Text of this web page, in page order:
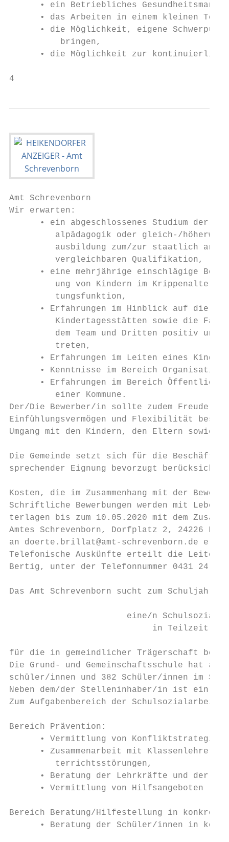
• ein Betriebliches
• das Arbeiten in einem kleinen
• die Möglichkeit, eigene
          bringen,
• die Möglichkeit zur
4
Amt Schrevenborn
Wir erwarten:
• ein abgeschlossenes Studium der
alpädagogik oder gleich-/
ausbildung zum/zur staatlich
         vergleichbaren Qualifikation,
• eine mehrjährige einschlägige
ung von Kindern im Krippenalter,
         tungsfunktion,
• Erfahrungen im Hinblick auf die
Kindertagesstätten sowie die
dem Team und Dritten positiv und
         treten,
• Erfahrungen im Leiten eines
• Kenntnisse im Bereich Organisation
• Erfahrungen im Bereich
         einer Kommune.
Der/Die Bewerber/in sollte zudem Freude
Einfühlungsvermögen und Flexibilität
Umgang mit den Kindern, den Eltern sowie
Die Gemeinde setzt sich für die
sprechender Eignung bevorzugt
Kosten, die im Zusammenhang mit der
Schriftliche Bewerbungen werden mit
terlagen bis zum 10.05.2020 mit dem
Amtes Schrevenborn, Dorfplatz 2, 24226
an doerte.brillat@amt-schrevenborn.de
Telefonische Auskünfte erteilt die Leiterin
Bertig, unter der Telefonnummer 0431 24 09
Das Amt Schrevenborn sucht zum
eine/n
in Teilzeit
für die in gemeindlicher Trägerschaft
Die Grund- und Gemeinschaftsschule hat
schüler/innen und 382 Schüler/innen im
Neben dem/der Stelleninhaber/in ist ein
Zum Aufgabenbereich der Schulsozialarbeit
Bereich Prävention:
• Vermittlung von Konfliktstrategien
• Zusammenarbeit mit
         terrichtsstörungen,
• Beratung der Lehrkräfte und der
• Vermittlung von Hilfsangeboten
Bereich Beratung/Hilfestellung in
• Beratung der Schüler/innen in